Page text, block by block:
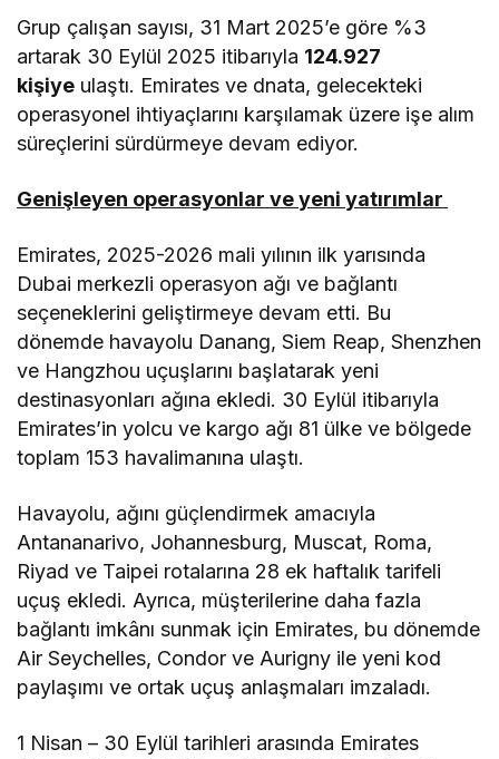
Grup çalışan sayısı, 31 Mart 2025’e göre %3
artarak 30 Eylül 2025 itibarıyla 124.927
kişiye ulaştı. Emirates ve dnata, gelecekteki
operasyonel ihtiyaçlarını karşılamak üzere işe alım
süreçlerini sürdürmeye devam ediyor.
Genişleyen operasyonlar ve yeni yatırımlar
Emirates, 2025-2026 mali yılının ilk yarısında
Dubai merkezli operasyon ağı ve bağlantı
seçeneklerini geliştirmeye devam etti. Bu
dönemde havayolu Danang, Siem Reap, Shenzhen
ve Hangzhou uçuşlarını başlatarak yeni
destinasyonları ağına ekledi. 30 Eylül itibarıyla
Emirates’in yolcu ve kargo ağı 81 ülke ve bölgede
toplam 153 havalimanına ulaştı.
Havayolu, ağını güçlendirmek amacıyla
Antananarivo, Johannesburg, Muscat, Roma,
Riyad ve Taipei rotalarına 28 ek haftalık tarifeli
uçuş ekledi. Ayrıca, müşterilerine daha fazla
bağlantı imkânı sunmak için Emirates, bu dönemde
Air Seychelles, Condor ve Aurigny ile yeni kod
paylaşımı ve ortak uçuş anlaşmaları imzaladı.
1 Nisan – 30 Eylül tarihleri arasında Emirates